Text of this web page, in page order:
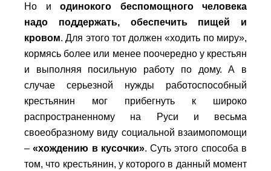
Но и одинокого беспомощного человека
надо поддержать, обеспечить пищей и
кровом. Для этого тот должен «ходить по миру»,
кормясь более или менее поочередно у крестьян
и выполняя посильную работу по дому. А в
случае серьезной нужды работоспособный
крестьянин мог прибегнуть к широко
распространенному на Руси и весьма
своеобразному виду социальной взаимопомощи
–«хождению в кусочки». Суть этого способа в
том, что крестьянин, у которого в данный момент